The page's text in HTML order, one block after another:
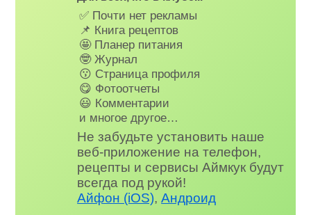
✅ Почти нет рекламы
📌 Книга рецептов
🤩 Планер питания
🤓 Журнал
😗 Страница профиля
😋 Фотоотчеты
😃 Комментарии
и многое другое…
Не забудьте установить наше
веб-приложение на телефон,
рецепты и сервисы Аймкук будут
всегда под рукой!
Айфон (iOS),Андроид